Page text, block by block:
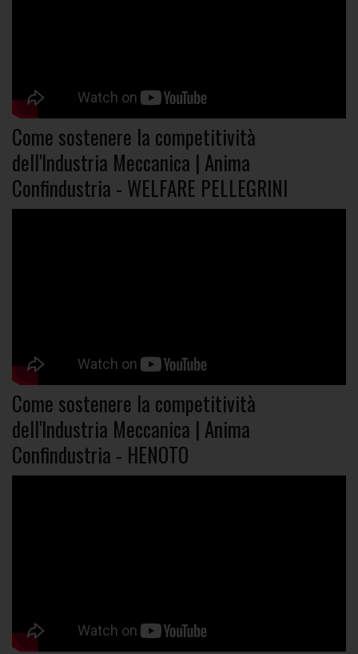
Come sostenere la competitività
dell'Industria Meccanica | Anima
Confindustria - WELFARE PELLEGRINI
Come sostenere la competitività
dell'Industria Meccanica | Anima
Confindustria - HENOTO